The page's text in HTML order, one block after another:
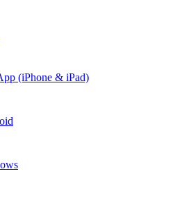
(iPhone & iPad)